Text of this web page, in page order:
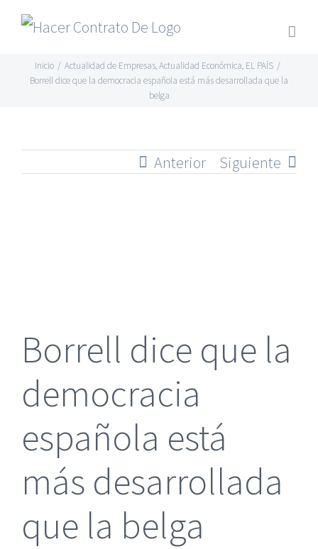
Skip
content
Inicio / Actualidad de Empresas,Actualidad Económica, EL PAÍS /
Borrell dice que la democracia española está más desarrollada que la
belga
Anterior Siguiente
Borrell dice que la
democracia
española está
más desarrollada
que la belga